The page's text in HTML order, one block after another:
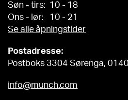
Søn - tirs: 10 - 18
Ons - lør: 10 - 21
Se alle åpningstider
Postadresse:
Postboks 3304 Sørenga,
info@munch.com